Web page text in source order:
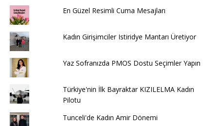
En Güzel Resimli Cuma Mesajları
Kadın Girişimciler Istiridye Mantarı Üretiyor
Yaz Sofranızda PMOS Dostu Seçimler Yapın
Türkiye'nin İlk Bayraktar KIZILELMA Kadın
Pilotu
Tunceli'de Kadın Amir Dönemi